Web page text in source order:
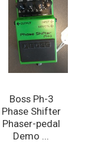
Boss Ph-3
Phase Shifter
Phaser-pedal
Demo ...